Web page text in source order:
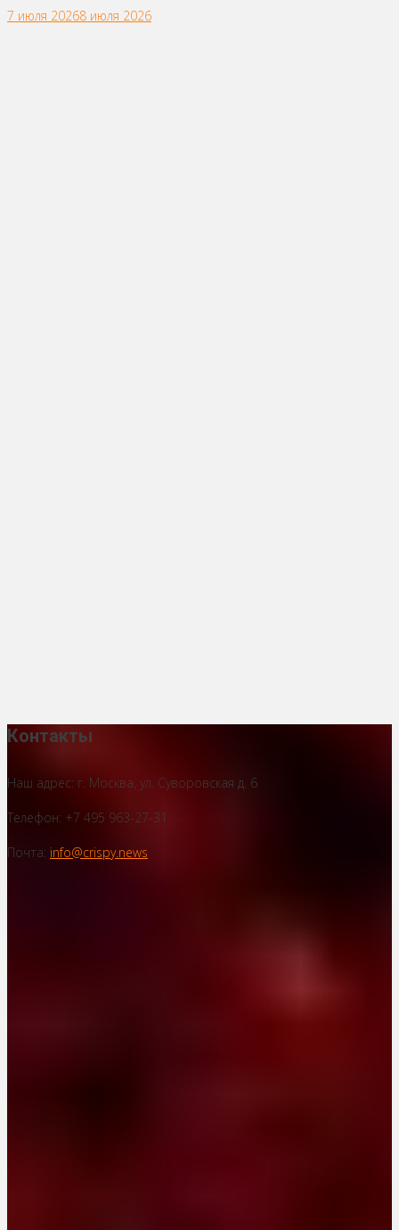
7 июля 20268 июля 2026
Контакты
Наш адрес: г. Москва, ул. Суворовская д. 6
Телефон: +7 495 963-27-31
Почта: info@crispy.news